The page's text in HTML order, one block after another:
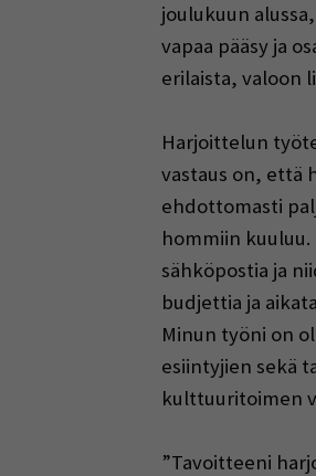
joulukuun
vapaa pääsy ja
erilaista, valoon
Harjoittelun
vastaus on, että
ehdottomasti
hommiin
sähköpostia ja
budjettia ja
Minun työni on
esiintyjien sekä
kulttuuritoimen
”Tavoitteeni